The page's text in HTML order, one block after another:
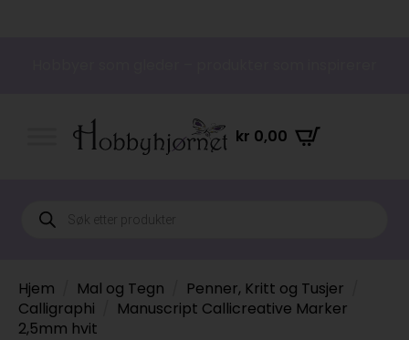
kr 0,00
Products
search
Hjem Mal og Tegn
Penner, Kritt og Tusjer
Calligraphi
Manuscript Callicreative Marker
2,5mm hvit